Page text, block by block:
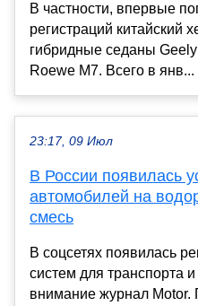
В частности, впервые
регистраций китайский
гибридные седаны
Roewe M7. Всего в янв...
23:17, 09 Июл
В России появилась
автомобилей на
смесь
В соцсетях появилась
систем для транспорта
внимание журнал Motor.